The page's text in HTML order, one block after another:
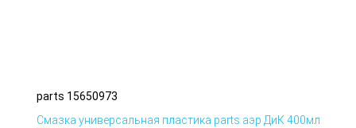
parts 15650973
Смазка универсальная пластика parts аэр ДиК 400мл